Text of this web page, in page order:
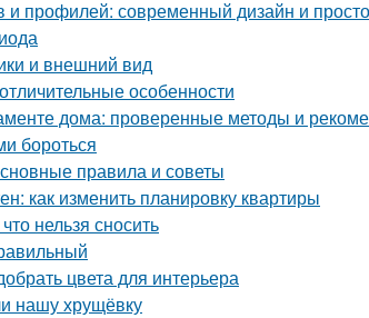
и профилей: современный дизайн и
и внешний вид
особенности
дома: проверенные методы и
бороться
правила и советы
как изменить планировку квартиры
нельзя сносить
цвета для интерьера
нашу хрущёвку